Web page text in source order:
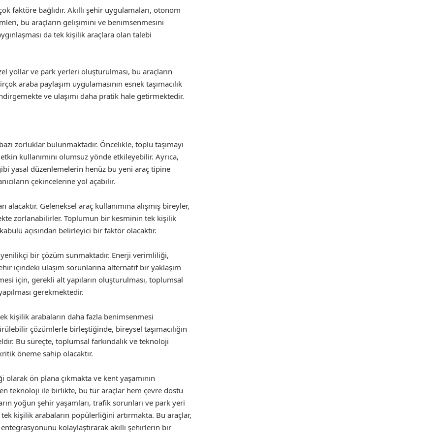
faktöre bağlıdır. Akıllı şehir uygulamaları, otonom
bu araçların gelişimini ve benimsenmesini
da tek kişilik araçlara olan talebi
yollar ve park yerleri oluşturulması, bu araçların
araba paylaşım uygulamasının esnek taşımacılık
ve ulaşımı daha pratik hale getirmektedir.
zorluklar bulunmaktadır. Öncelikle, toplu taşımayı
kullanımını olumsuz yönde etkileyebilir. Ayrıca,
yasal düzenlemelerin henüz bu yeni araç tipine
çekincelerine yol açabilir.
alacaktır. Geleneksel araç kullanımına alışmış bireyler,
zorlanabilirler. Toplumun bir kesminin tek kişilik
açısından belirleyici bir faktör olacaktır.
yenilikçi bir çözüm sunmaktadır. Enerji verimliliği,
içindeki ulaşım sorunlarına alternatif bir yaklaşım
için, gerekli alt yapıların oluşturulması, toplumsal
gerekmektedir.
kişilik arabaların daha fazla benimsenmesi
çözümlerle birleştiğinde, bireysel taşımacılığın
Bu süreçte, toplumsal farkındalık ve teknoloji
öneme sahip olacaktır.
olarak ön plana çıkmakta ve kent yaşamının
teknoloji ile birlikte, bu tür araçlar hem çevre dostu
yoğun şehir yaşamları, trafik sorunları ve park yeri
kişilik arabaların popülerliğini artırmakta. Bu araçlar,
kolaylaştırarak akıllı şehirlerin bir